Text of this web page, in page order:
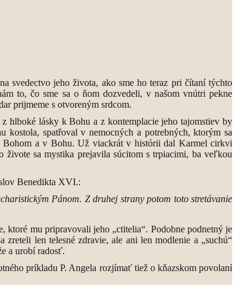
svedectvo jeho života, ako sme ho teraz pri čítaní týchto
to, čo sme sa o ňom dozvedeli, v našom vnútri pekne
prijmeme s otvoreným srdcom.
hlboké lásky k Bohu a z kontemplacie jeho tajomstiev by
spatřoval v nemocných a potrebných, ktorým sa
a v Bohu. Už viackrát v histórii dal Karmel cirkvi
sa mystika prejavila súcitom s trpiacimi, ba veľkou
Benedikta XVI.:
Pánom. Z druhej strany potom toto stretávanie
ktoré mu pripravovali jeho „ctitelia“. Podobne podnetný je
len telesné zdravie, ale ani len modlenie a „suchú“
a urobí radosť.
príkladu P. Angela rozjímať tiež o kňazskom povolaní